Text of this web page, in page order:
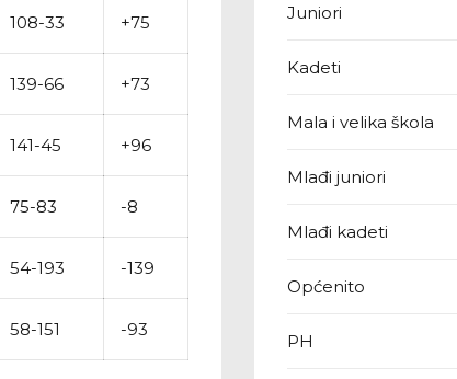
108-33 +75
139-66 +73
141-45 +96
75-83 -8
54-193 -139
58-151 -93
Juniori
Kadeti
Mala i velika škola
Mlađi juniori
Mlađi kadeti
Općenito
PH